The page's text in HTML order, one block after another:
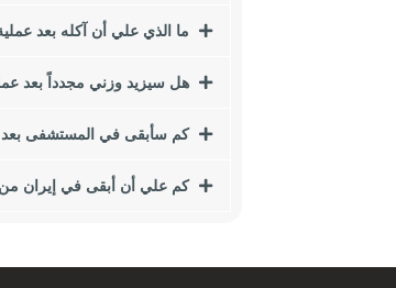
هل يصل الشخص إلى الوزن المطلوب بعد الجراحة؟
السمنة تعني التراكم الزائد للأنسجة الدهنية في
ما الذي علي أن آكله بعد
هل سيزيد وزني مجدداً بعد
كم سأبقى في المستشفى بعد
كم علي أن أبقى في إيران من